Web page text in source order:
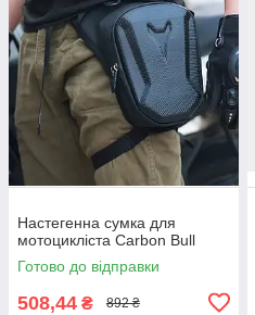
Настегенна сумка для
мотоцикліста Carbon Bull
Готово до відправки
508,44 ₴ 892 ₴